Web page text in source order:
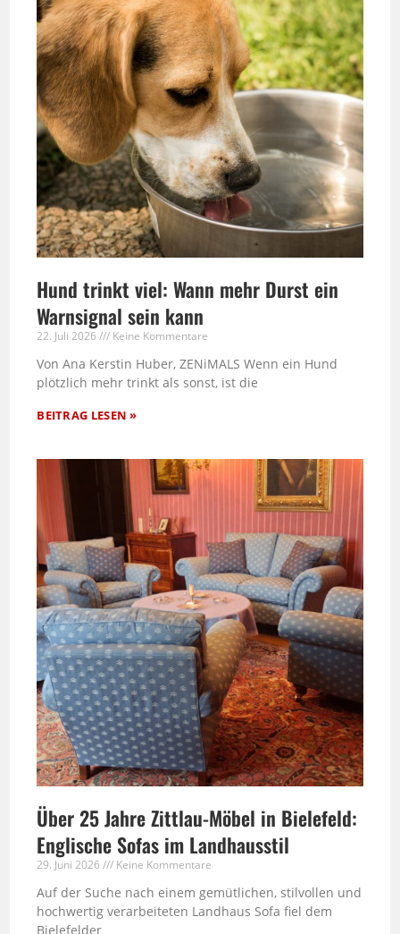
Hund trinkt viel: Wann mehr Durst ein
Warnsignal sein kann
22. Juli 2026 Keine Kommentare
Von Ana Kerstin Huber, ZENiMALS Wenn ein Hund
plötzlich mehr trinkt als sonst, ist die
BEITRAG LESEN »
Über 25 Jahre Zittlau-Möbel in Bielefeld:
Englische Sofas im Landhausstil
29. Juni 2026 Keine Kommentare
Auf der Suche nach einem gemütlichen, stilvollen und
hochwertig verarbeiteten Landhaus Sofa fiel dem
Bielefelder